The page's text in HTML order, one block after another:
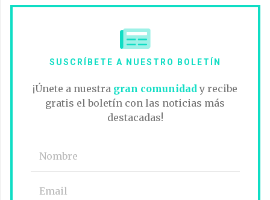
SUSCRÍBETE A NUESTRO BOLETÍN
¡Únete a nuestra gran comunidad y recibe
gratis el boletín con las noticias más
destacadas!